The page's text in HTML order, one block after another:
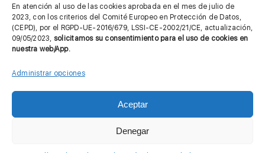
En atención al uso de las cookies aprobada en el mes de julio de
2023, con los criterios del Comité Europeo en Protección de Datos,
(CEPD), por el RGPD-UE-2016/679, LSSI-CE-2002/21/CE, actualización,
09/05/2023, solicitamos su consentimiento para el uso de cookies en
nuestra web/App.
Administrar opciones
Aceptar
Denegar
Cita previa FAGA
© Copyright 2012 - 2026 |Diseño web: Taller Empresarial 2.0